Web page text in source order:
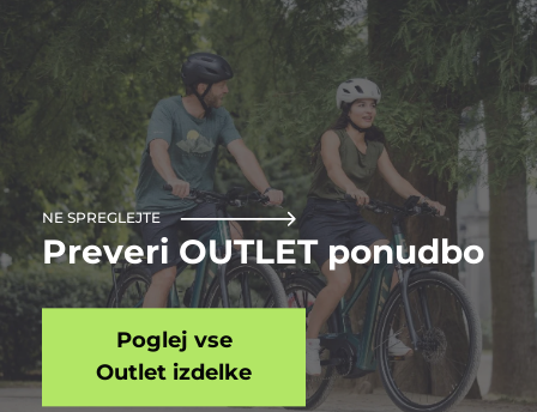
NE SPREGLEJTE
Preveri OUTLET ponudbo
Poglej vse
Outlet izdelke